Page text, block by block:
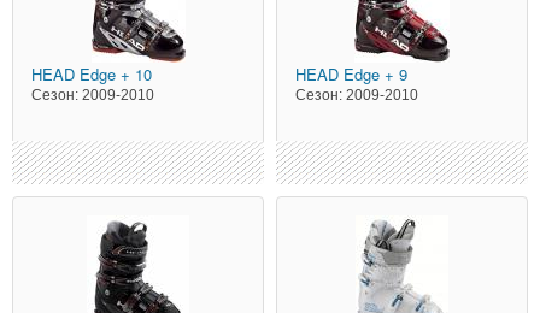
HEAD Edge + 10
Сезон: 2009-2010
HEAD Edge + 9
Сезон: 2009-2010